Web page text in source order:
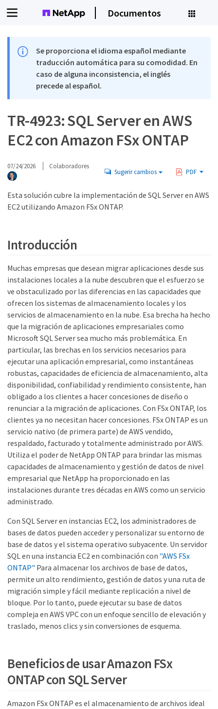
Documentos
Se proporciona el idioma español mediante
traducción automática para su comodidad. En
caso de alguna inconsistencia, el inglés
precede al español.
TR-4923: SQL Server en AWS
EC2 con Amazon FSx ONTAP
07/24/2026 Colaboradores
Sugerir cambios PDF
Esta solución cubre la implementación de SQL Server en AWS
EC2 utilizando Amazon FSx ONTAP.
Introducción
Muchas empresas que desean migrar aplicaciones desde sus
instalaciones locales a la nube descubren que el esfuerzo se
ve obstaculizado por las diferencias en las capacidades que
ofrecen los sistemas de almacenamiento locales y los
servicios de almacenamiento en la nube. Esa brecha ha hecho
que la migración de aplicaciones empresariales como
Microsoft SQL Server sea mucho más problemática. En
particular, las brechas en los servicios necesarios para
ejecutar una aplicación empresarial, como instantáneas
robustas, capacidades de eficiencia de almacenamiento, alta
disponibilidad, confiabilidad y rendimiento consistente, han
obligado a los clientes a hacer concesiones de diseño o
renunciar a la migración de aplicaciones. Con FSx ONTAP, los
clientes ya no necesitan hacer concesiones. FSx ONTAP es un
servicio nativo (de primera parte) de AWS vendido,
respaldado, facturado y totalmente administrado por AWS.
Utiliza el poder de NetApp ONTAP para brindar las mismas
capacidades de almacenamiento y gestión de datos de nivel
empresarial que NetApp ha proporcionado en las
instalaciones durante tres décadas en AWS como un servicio
administrado.
Con SQL Server en instancias EC2, los administradores de
bases de datos pueden acceder y personalizar su entorno de
base de datos y el sistema operativo subyacente. Un servidor
SQL en una instancia EC2 en combinación con "AWS FSx
ONTAP" Para almacenar los archivos de base de datos,
permite un alto rendimiento, gestión de datos y una ruta de
migración simple y fácil mediante replicación a nivel de
bloque. Por lo tanto, puede ejecutar su base de datos
compleja en AWS VPC con un enfoque sencillo de elevación y
traslado, menos clics y sin conversiones de esquema.
Beneficios de usar Amazon FSx
ONTAP con SQL Server
Amazon FSx ONTAP es el almacenamiento de archivos ideal